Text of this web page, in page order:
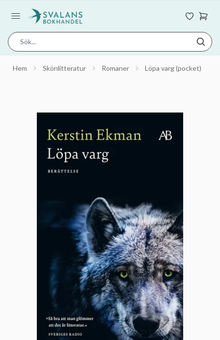
Hem Skönlitteratur Romaner Löpa varg (pocket)